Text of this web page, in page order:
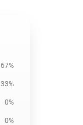
67%
33%
0%
0%